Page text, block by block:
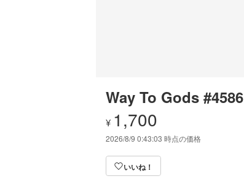
Way To Gods #4586
¥ 1,700
2026/8/9 0:43:03 時点の価格
いいね！